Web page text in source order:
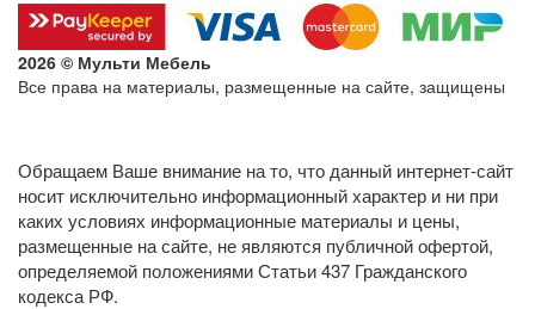
2026 © Мульти Мебель
Все права на материалы, размещенные на сайте, защищены
Обращаем Ваше внимание на то, что данный интернет-сайт
носит исключительно информационный характер и ни при
каких условиях информационные материалы и цены,
размещенные на сайте, не являются публичной офертой,
определяемой положениями Статьи 437 Гражданского
кодекса РФ.